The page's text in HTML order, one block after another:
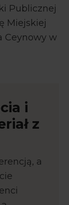
Publicznej
Miejskiej
Ceynowy w
i
z
a